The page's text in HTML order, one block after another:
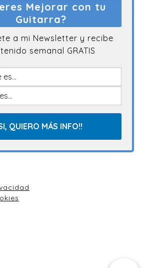
Mejorar con tu
Guitarra?
a mi Newsletter y recibe
semanal GRATIS